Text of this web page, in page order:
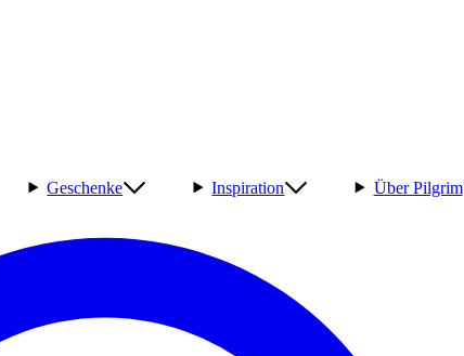
Geschenke Inspiration Über Pilgrim